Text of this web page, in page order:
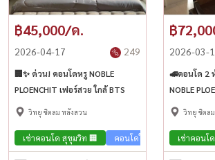
฿45,000/ด.
2026-04-17 249
🏢✨ ด่วน! คอนโดหรู NOBLE
PLOENCHIT เฟอร์สวย ใกล้ BTS
วิทยุ ชิดลม หลังสวน
เช่าคอนโด สุขุมวิท 🏢 คอนโดใกล้รถไฟฟ้า🚈
฿
2026-03-
🚅คอนโด 2
NOBLE
🚆 ใกล้ รถไ
(100 ม.)
วิทยุ ชิดล
เช่าคอนโ